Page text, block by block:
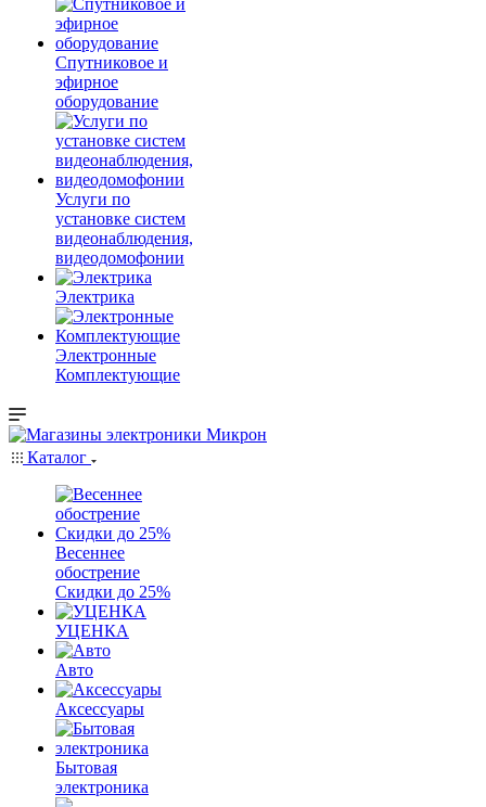
Спутниковое и
эфирное
оборудование
Услуги по
установке систем
видеонаблюдения,
видеодомофонии
Электрика
Электронные
Комплектующие
Каталог
Весеннее
обострение
Скидки до 25%
УЦЕНКА
Авто
Аксессуары
Бытовая
электроника